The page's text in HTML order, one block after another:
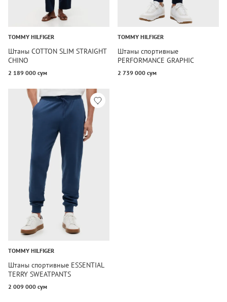
TOMMY HILFIGER
Штаны COTTON SLIM STRAIGHT
CHINO
2 189 000 сум
TOMMY HILFIGER
Штаны спортивные
PERFORMANCE GRAPHIC
SWEATPANT
2 739 000 сум
TOMMY HILFIGER
Штаны спортивные ESSENTIAL
TERRY SWEATPANTS
2 009 000 сум